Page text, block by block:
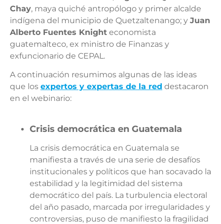
Chay, maya quiché antropólogo y primer alcalde
indígena del municipio de Quetzaltenango; y Juan
Alberto Fuentes Knight economista
guatemalteco, ex ministro de Finanzas y
exfuncionario de CEPAL.
A continuación resumimos algunas de las ideas
que los expertos y expertas de la red destacaron
en el webinario:
Crisis democrática en Guatemala
La crisis democrática en Guatemala se
manifiesta a través de una serie de desafíos
institucionales y políticos que han socavado la
estabilidad y la legitimidad del sistema
democrático del país. La turbulencia electoral
del año pasado, marcada por irregularidades y
controversias, puso de manifiesto la fragilidad